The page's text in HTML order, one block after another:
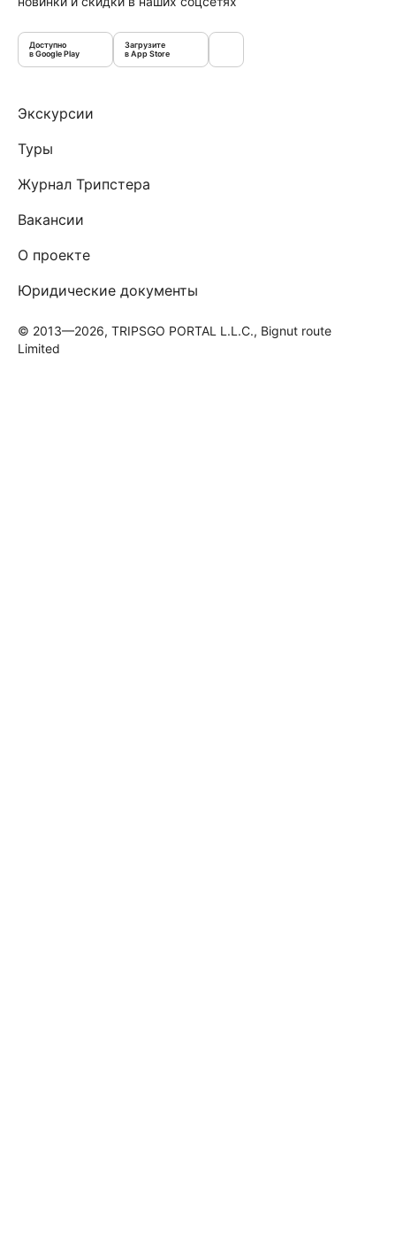
Доступно
в Google Play
Загрузите
в App Store
Экскурсии
Туры
Журнал Трипстера
Вакансии
О проекте
Юридические документы
© 2013—2026, TRIPSGO PORTAL L.L.C., Bignut route
Limited